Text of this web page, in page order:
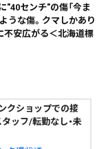
"40センチ"の傷「今ま
うな傷。クマしかあり
不安広がる＜北海道標
クショップでの接
タッフ/転勤なし・未